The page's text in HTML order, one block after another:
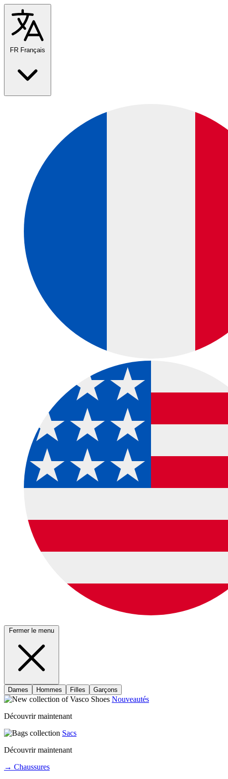
FR Français
Fermer le menu
Dames Hommes Filles Garçons
Nouveautés
Découvrir maintenant
Sacs
Découvrir maintenant
→ Chaussures